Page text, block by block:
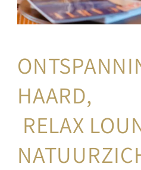
HAARD,
RELAX